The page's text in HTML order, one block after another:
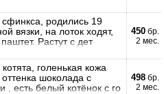
сфинкса, родились 19
вязки, на лоток ходят,
Растут с дет
450 бр.
2 мес.
голенькая кожа
оттенка шоколада с
, есть белый котёнок с го
498 бр.
2 мес.